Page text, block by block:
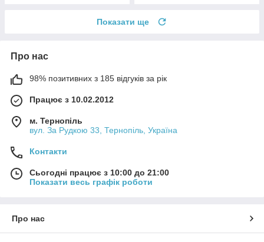
Показати ще
Про нас
98% позитивних з 185 відгуків за рік
Працює з 10.02.2012
м. Тернопіль
вул. За Рудкою 33, Тернопіль, Україна
Контакти
Сьогодні працює з 10:00 до 21:00
Показати весь графік роботи
Про нас